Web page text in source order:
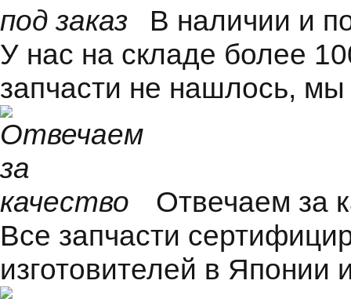
В наличии и
У нас на складе более
запчасти не нашлось,
Отвечаем за
Все запчасти
изготовителей в Японии